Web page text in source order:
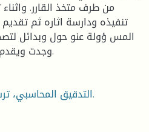
من طرف متخذ القارر.
تنفيذه ودارسة اثاره ثم تقديم
المس ؤولة عنو حول وبدائل
وجدت ويقدم ذلك تقرير لمجية المسؤولة.
: التدقيق المحاسبي، ترشيد القارارت، اتخاذ القارارت.